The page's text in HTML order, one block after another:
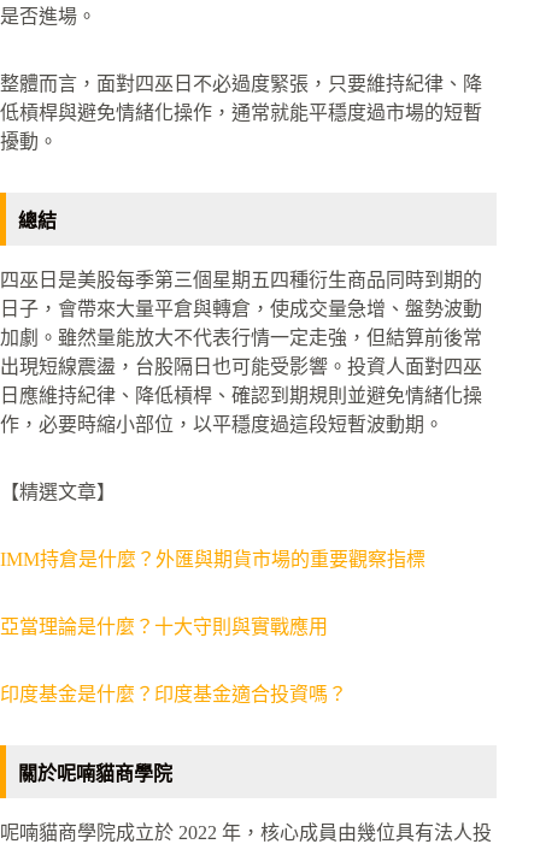
是否進場。
整體而言，面對四巫日不必過度緊張，只要維持紀律、降
低槓桿與避免情緒化操作，通常就能平穩度過市場的短暫
擾動。
總結
四巫日是美股每季第三個星期五四種衍生商品同時到期的
日子，會帶來大量平倉與轉倉，使成交量急增、盤勢波動
加劇。雖然量能放大不代表行情一定走強，但結算前後常
出現短線震盪，台股隔日也可能受影響。投資人面對四巫
日應維持紀律、降低槓桿、確認到期規則並避免情緒化操
作，必要時縮小部位，以平穩度過這段短暫波動期。
【精選文章】
IMM持倉是什麼？外匯與期貨市場的重要觀察指標
亞當理論是什麼？十大守則與實戰應用
印度基金是什麼？印度基金適合投資嗎？
關於呢喃貓商學院
呢喃貓商學院成立於 2022 年，核心成員由幾位具有法人投